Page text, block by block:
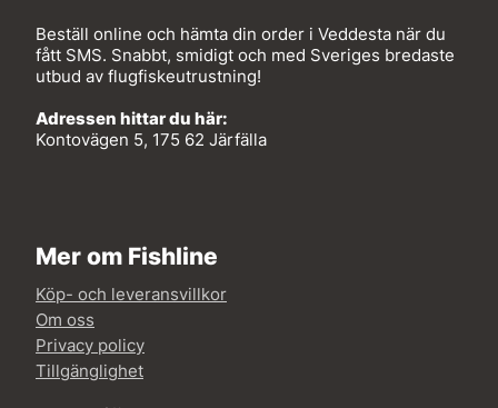
Beställ online och hämta din order i Veddesta när du
fått SMS. Snabbt, smidigt och med Sveriges bredaste
utbud av flugfiskeutrustning!
Adressen hittar du här:
Kontovägen 5, 175 62 Järfälla
Mer om Fishline
Köp- och leveransvillkor
Om oss
Privacy policy
Tillgänglighet